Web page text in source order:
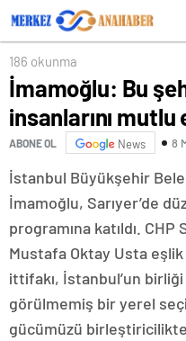
186 okunma
İmamoğlu: Bu
insanlarını
ABONE OL News 8
İstanbul Büyükşehir
İmamoğlu, Sarıyer’de
programına katıldı. CHP
Mustafa Oktay Usta
ittifakı, İstanbul’un
görülmemiş bir yerel
gücümüzü